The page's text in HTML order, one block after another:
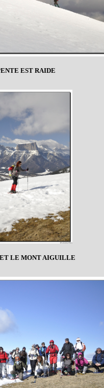
EST RAIDE
LE MONT AIGUILLE